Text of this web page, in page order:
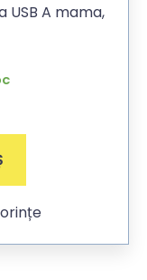
USB A mama,